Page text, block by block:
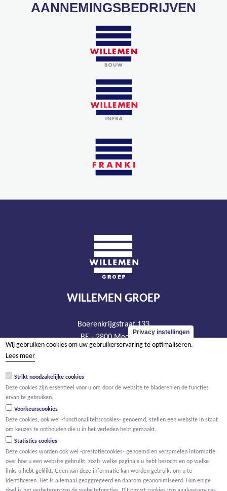
AANNEMINGSBEDRIJVEN
WILLEMEN GROEP
Boerenkrijgstraat 133
BE - 2800 Mechelen
tel +32 15 569 965
BTW BE 0466.256.432
Privacy instellingen
Wij gebruiken cookies om uw gebruikerservaring te optimaliseren.
Lees meer
Strikt noodzakelijke cookies
Deze cookies zijn essentieel voor u om door de website te bladeren en de functies
ervan te gebruiken.
Voorkeurscookies
Deze cookies, ook wel -functionaliteitscookies- genoemd, stellen een website in staat
om keuzes te onthouden die u in het verleden hebt gemaakt.
Statistics cookies
Deze cookies worden ook wel -prestatiecookies- genoemd en verzamelen informatie
over hoe u een website gebruikt, zoals welke pagina's u hebt bezocht en op welke
links u hebt geklikt. Geen van deze informatie kan worden gebruikt om u te
identificeren. Het is allemaal geaggregeerd en daarom geanonimiseerd. Hun enige